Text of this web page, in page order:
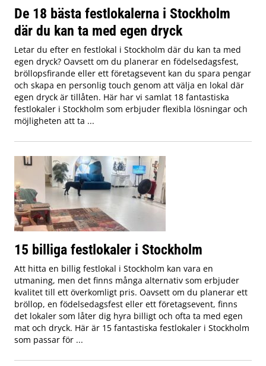
De 18 bästa festlokalerna i Stockholm
där du kan ta med egen dryck
Letar du efter en festlokal i Stockholm där du kan ta med
egen dryck? Oavsett om du planerar en födelsedagsfest,
bröllopsfirande eller ett företagsevent kan du spara pengar
och skapa en personlig touch genom att välja en lokal där
egen dryck är tillåten. Här har vi samlat 18 fantastiska
festlokaler i Stockholm som erbjuder flexibla lösningar och
möjligheten att ta ...
15 billiga festlokaler i Stockholm
Att hitta en billig festlokal i Stockholm kan vara en
utmaning, men det finns många alternativ som erbjuder
kvalitet till ett överkomligt pris. Oavsett om du planerar ett
bröllop, en födelsedagsfest eller ett företagsevent, finns
det lokaler som låter dig hyra billigt och ofta ta med egen
mat och dryck. Här är 15 fantastiska festlokaler i Stockholm
som passar för ...